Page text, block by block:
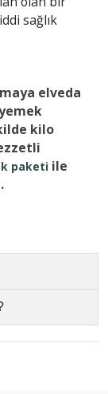
sağlık
elveda
kilo
paketi ile